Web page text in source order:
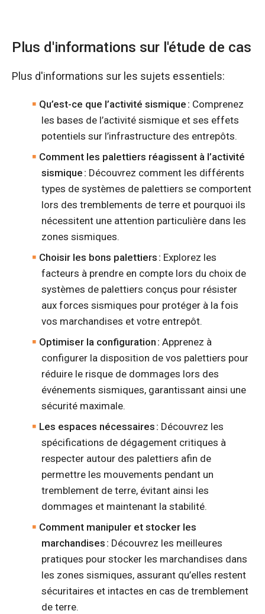
Plus d'informations sur l'étude de cas
Plus d'informations sur les sujets essentiels:
Qu’est-ce que l’activité sismique : Comprenez
les bases de l’activité sismique et ses effets
potentiels sur l’infrastructure des entrepôts.
Comment les palettiers réagissent à l’activité
sismique : Découvrez comment les différents
types de systèmes de palettiers se comportent
lors des tremblements de terre et pourquoi ils
nécessitent une attention particulière dans les
zones sismiques.
Choisir les bons palettiers : Explorez les
facteurs à prendre en compte lors du choix de
systèmes de palettiers conçus pour résister
aux forces sismiques pour protéger à la fois
vos marchandises et votre entrepôt.
Optimiser la configuration : Apprenez à
configurer la disposition de vos palettiers pour
réduire le risque de dommages lors des
événements sismiques, garantissant ainsi une
sécurité maximale.
Les espaces nécessaires : Découvrez les
spécifications de dégagement critiques à
respecter autour des palettiers afin de
permettre les mouvements pendant un
tremblement de terre, évitant ainsi les
dommages et maintenant la stabilité.
Comment manipuler et stocker les
marchandises : Découvrez les meilleures
pratiques pour stocker les marchandises dans
les zones sismiques, assurant qu’elles restent
sécuritaires et intactes en cas de tremblement
de terre.